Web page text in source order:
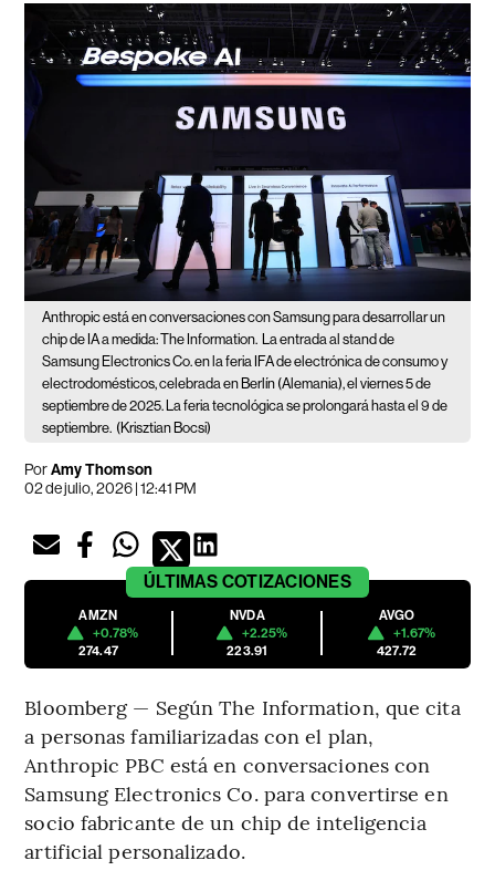
Anthropic está en conversaciones con Samsung para desarrollar un
chip de IA a medida: The Information.
La entrada al stand de
Samsung Electronics Co. en la feria IFA de electrónica de consumo y
electrodomésticos, celebrada en Berlín (Alemania), el viernes 5 de
septiembre de 2025. La feria tecnológica se prolongará hasta el 9 de
septiembre. (Krisztian Bocsi)
PorAmy Thomson
02 de julio, 2026 | 12:41 PM
ÚLTIMAS COTIZACIONES
AMZN
+0.78%
274.47
NVDA
+2.25%
223.91
AVGO
+1.67%
427.72
Bloomberg — Según The Information, que cita
a personas familiarizadas con el plan,
Anthropic PBC está en conversaciones con
Samsung Electronics Co. para convertirse en
socio fabricante de un chip de inteligencia
artificial personalizado.